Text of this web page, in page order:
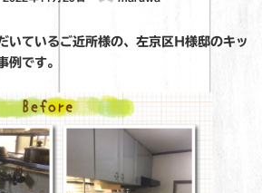
新
日
いているご近所様の、左京区H様邸のキッ
例です。